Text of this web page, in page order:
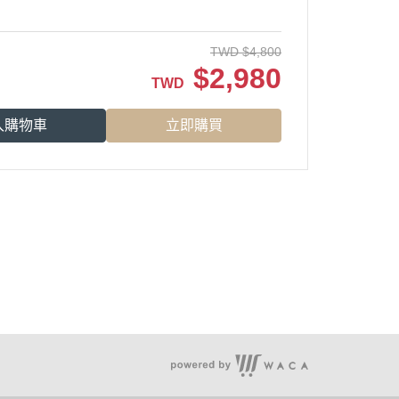
TWD $4,800
TWD $2,980
購物車 立即購買